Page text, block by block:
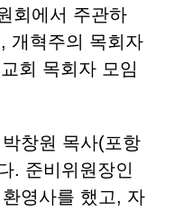
회에서 주관하
개혁주의 목회자
회 목회자 모임
창원 목사(포항
. 준비위원장인
영사를 했고, 자